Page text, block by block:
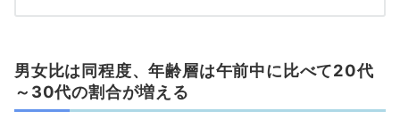
男女比は同程度、年齢層は午前中に比べて20代
～30代の割合が増える